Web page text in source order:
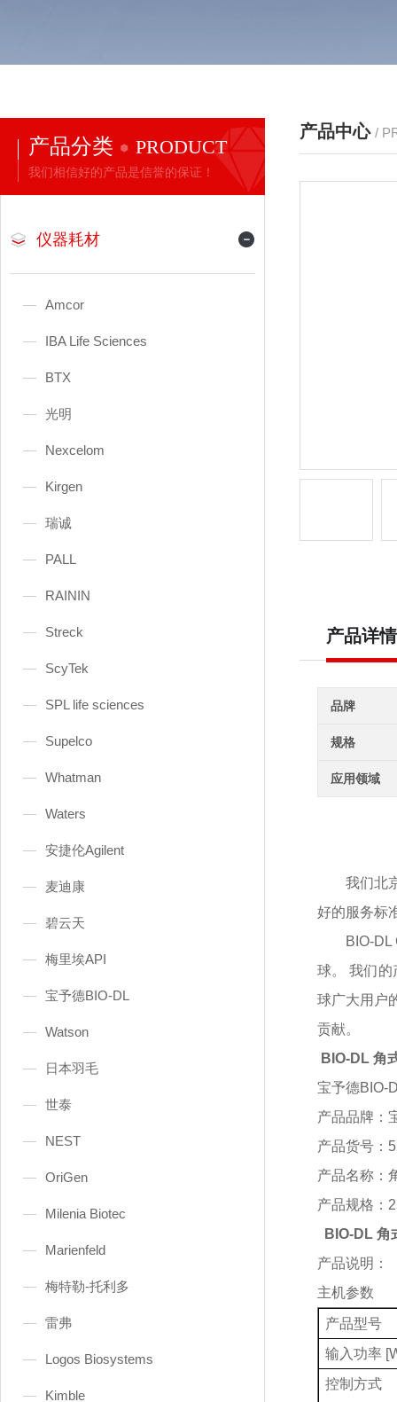
产品分类 PRODUCT
我们相信好的产品是信誉的保证！
仪器耗材
Amcor
IBA Life Sciences
BTX
光明
Nexcelom
Kirgen
瑞诚
PALL
RAININ
Streck
ScyTek
SPL life sciences
Supelco
Whatman
Waters
安捷伦Agilent
麦迪康
碧云天
梅里埃API
宝予德BIO-DL
Watson
日本羽毛
世泰
NEST
OriGen
Milenia Biotec
Marienfeld
梅特勒-托利多
雷弗
Logos Biosystems
Kimble
产品中心 /
产品详情
品牌
规格
应用领域
我们北
好的服务标
BIO-
球。 我们的
球广大用户
贡献。
BIO-DL 角
宝予德BIO-
产品品牌：
产品货号：
产品名称：
产品规格：
BIO-DL 角
产品说明：
主机参数
产品型号
输入功率
控制方式